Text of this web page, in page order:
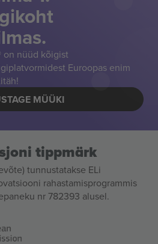
on nüüd kõigist
Euroopas enim
MÜÜKI
tippmärk
tunnustatakse ELi
rahastamisprogrammis
nr 782393 alusel.